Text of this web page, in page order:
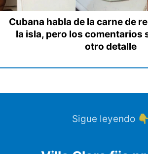
Cubana habla de la carne de
la isla, pero los comentarios
otro detalle
Sigue leyendo 👇